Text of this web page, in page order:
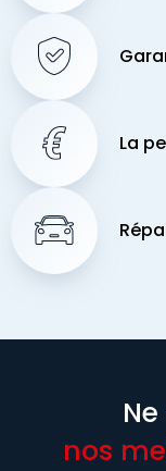
La
nos